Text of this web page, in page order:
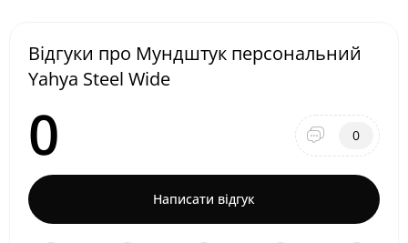
Відгуки про Мундштук персональний
Yahya Steel Wide
0 0
Написати відгук